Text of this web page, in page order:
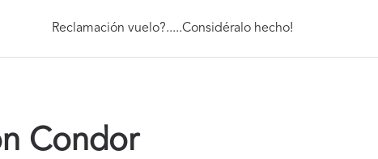
Reclamación vuelo?.....Considéralo hecho!
Condor